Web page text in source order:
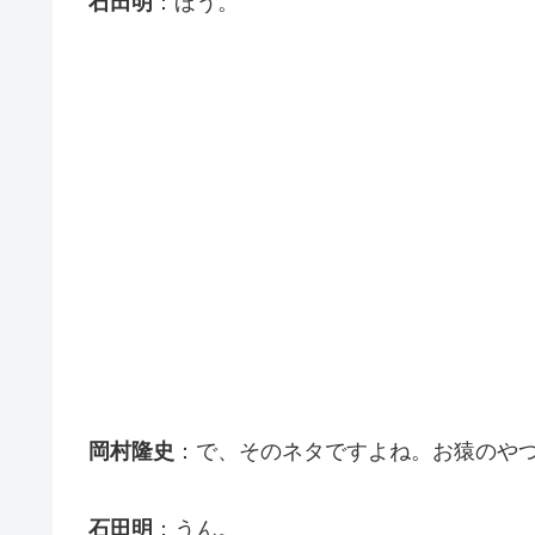
岡村隆史 ：で、そのネタですよね。お猿のや
石田明 ：うん。